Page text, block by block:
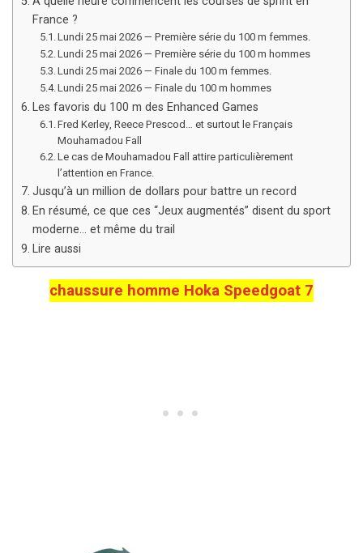
France ?
Lundi 25 mai 2026 — Première série du 100 m femmes.
Lundi 25 mai 2026 — Première série du 100 m hommes
Lundi 25 mai 2026 — Finale du 100 m femmes.
Lundi 25 mai 2026 — Finale du 100 m hommes
Les favoris du 100 m des Enhanced Games
Fred Kerley, Reece Prescod… et surtout le Français
Mouhamadou Fall
Le cas de Mouhamadou Fall attire particulièrement
l’attention en France.
Jusqu’à un million de dollars pour battre un record
En résumé, ce que ces “Jeux augmentés” disent du sport
moderne… et même du trail
Lire aussi
chaussure homme Hoka Speedgoat 7